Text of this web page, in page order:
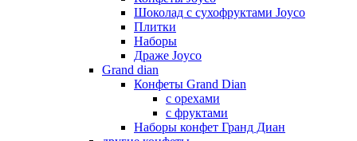
Шоколад с сухофруктами Joyco
Плитки
Наборы
Драже Joyco
Grand dian
Конфеты Grand Dian
с орехами
с фруктами
Наборы конфет Гранд Диан